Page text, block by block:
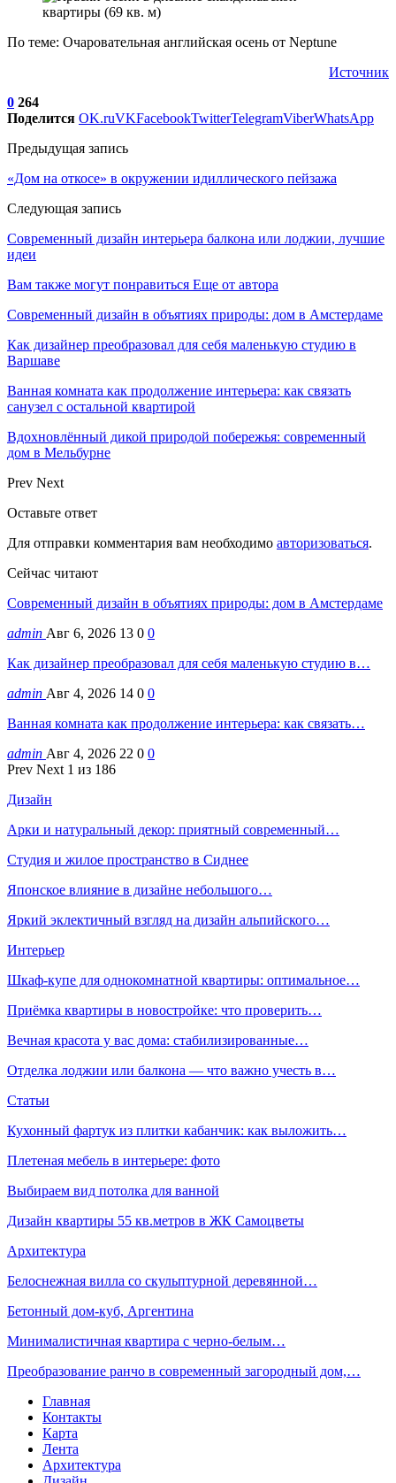
По теме: Очаровательная английская осень от Neptune
Источник
0 264
Поделится OK.ruVKFacebookTwitterTelegramViberWhatsApp
Предыдущая запись
«Дом на откосе» в окружении идиллического пейзажа
Следующая запись
Современный дизайн интерьера балкона или лоджии, лучшие
идеи
Вам также могут понравиться Еще от автора
Современный дизайн в объятиях природы: дом в Амстердаме
Как дизайнер преобразовал для себя маленькую студию в
Варшаве
Ванная комната как продолжение интерьера: как связать
санузел с остальной квартирой
Вдохновлённый дикой природой побережья: современный
дом в Мельбурне
Prev Next
Оставьте ответ
Для отправки комментария вам необходимо авторизоваться.
Сейчас читают
Современный дизайн в объятиях природы: дом в Амстердаме
admin Авг 6, 2026 13 0 0
Как дизайнер преобразовал для себя маленькую студию в…
admin Авг 4, 2026 14 0 0
Ванная комната как продолжение интерьера: как связать…
admin Авг 4, 2026 22 0 0
Prev Next 1 из 186
Дизайн
Арки и натуральный декор: приятный современный…
Студия и жилое пространство в Сиднее
Японское влияние в дизайне небольшого…
Яркий эклектичный взгляд на дизайн альпийского…
Интерьер
Шкаф-купе для однокомнатной квартиры: оптимальное…
Приёмка квартиры в новостройке: что проверить…
Вечная красота у вас дома: стабилизированные…
Отделка лоджии или балкона — что важно учесть в…
Статьи
Кухонный фартук из плитки кабанчик: как выложить…
Плетеная мебель в интерьере: фото
Выбираем вид потолка для ванной
Дизайн квартиры 55 кв.метров в ЖК Самоцветы
Архитектура
Белоснежная вилла со скульптурной деревянной…
Бетонный дом-куб, Аргентина
Минималистичная квартира с черно-белым…
Преобразование ранчо в современный загородный дом,…
Главная
Контакты
Карта
Лента
Архитектура